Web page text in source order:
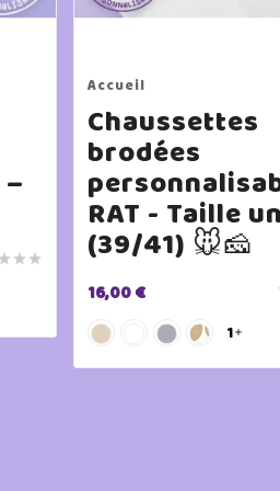
 
Accueil
Chaussettes
brodées
RAT - Taille
(39/41) 🐭🧀
16,00 €
1 